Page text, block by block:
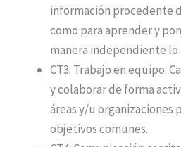
información procedente
como para aprender y
manera independiente lo
CT3: Trabajo en equipo:
y colaborar de forma
áreas y/u organizaciones
objetivos comunes.